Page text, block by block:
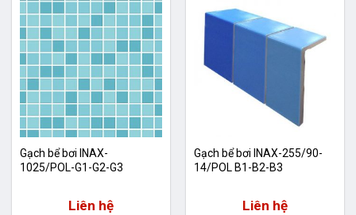
Gạch bể bơi INAX-
1025/POL-G1-G2-G3
Liên hệ
Gạch bể bơi INAX-255/90-
14/POL B1-B2-B3
Liên hệ